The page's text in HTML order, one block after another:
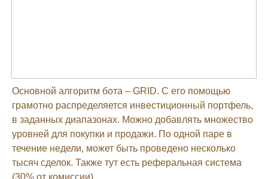
Основной алгоритм бота – GRID. С его помощью
грамотно распределяется инвестиционный портфель,
в заданных диапазонах. Можно добавлять множество
уровней для покупки и продажи. По одной паре в
течение недели, может быть проведено несколько
тысяч сделок. Также тут есть реферальная система